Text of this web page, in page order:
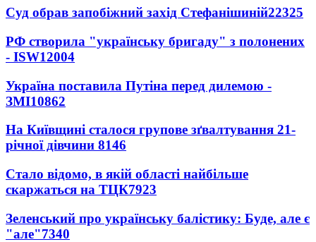
Суд обрав запобіжний захід Стефанішиній22325
РФ створила "українську бригаду" з полонених
- ISW12004
Україна поставила Путіна перед дилемою -
ЗМІ10862
На Київщині сталося групове зґвалтування 21-
річної дівчини 8146
Стало відомо, в якій області найбільше
скаржаться на ТЦК7923
Зеленський про українську балістику: Буде, але є
"але"7340